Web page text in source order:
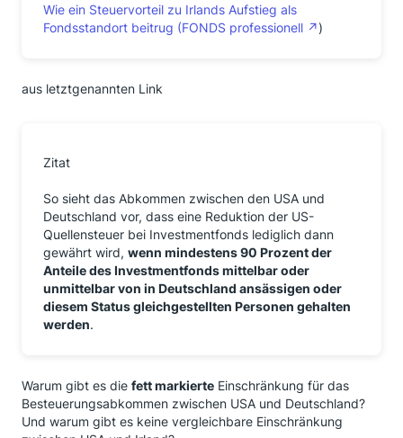
Wie ein Steuervorteil zu Irlands Aufstieg als
Fondsstandort beitrug (FONDS professionell
)
aus letztgenannten Link
Zitat
So sieht das Abkommen zwischen den USA und
Deutschland vor, dass eine Reduktion der US-
Quellensteuer bei Investmentfonds lediglich dann
gewährt wird, wenn mindestens 90 Prozent der
Anteile des Investmentfonds mittelbar oder
unmittelbar von in Deutschland ansässigen oder
diesem Status gleichgestellten Personen gehalten
werden.
Warum gibt es die fett markierte Einschränkung für das
Besteuerungsabkommen zwischen USA und Deutschland?
Und warum gibt es keine vergleichbare Einschränkung